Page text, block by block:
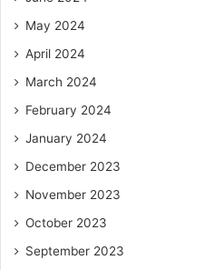
May 2024
April 2024
March 2024
February 2024
January 2024
December 2023
November 2023
October 2023
September 2023